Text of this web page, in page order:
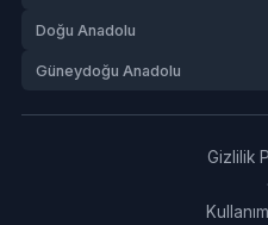
Doğu Anadolu
Güneydoğu Anadolu
Gizlilik
·